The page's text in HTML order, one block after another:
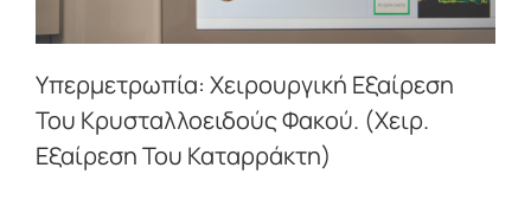
Υπερμετρωπία: Χειρουργική Εξαίρεση
Του Κρυσταλλοειδούς Φακού. (Χειρ.
Εξαίρεση Του Καταρράκτη)